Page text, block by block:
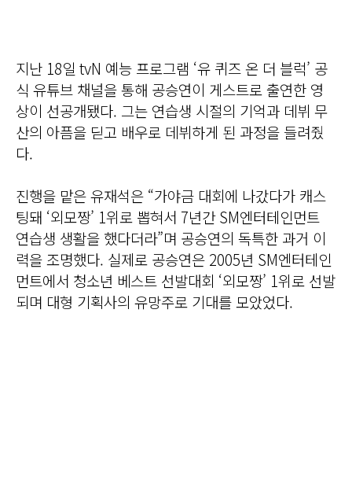
지난 18일 tvN 예능 프로그램 ‘유 퀴즈 온 더 블럭’ 공
식 유튜브 채널을 통해 공승연이 게스트로 출연한 영
상이 선공개됐다. 그는 연습생 시절의 기억과 데뷔 무
산의 아픔을 딛고 배우로 데뷔하게 된 과정을 들려줬
다.
진행을 맡은 유재석은 “가야금 대회에 나갔다가 캐스
팅돼 ‘외모짱’ 1위로 뽑혀서 7년간 SM엔터테인먼트
연습생 생활을 했다더라”며 공승연의 독특한 과거 이
력을 조명했다. 실제로 공승연은 2005년 SM엔터테인
먼트에서 청소년 베스트 선발대회 ‘외모짱’ 1위로 선발
되며 대형 기획사의 유망주로 기대를 모았었다.